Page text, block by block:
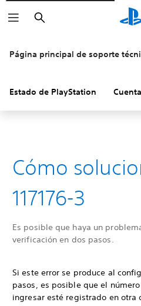
Buscar
Página principal de soporte
Estado de PlayStation
Cómo
117176-3
Es posible que haya un
verificación en dos pasos.
Si este error se produce al
pasos, es posible que el
ingresar esté registrado en otra